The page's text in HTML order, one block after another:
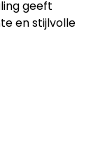
geeft
en stijlvolle